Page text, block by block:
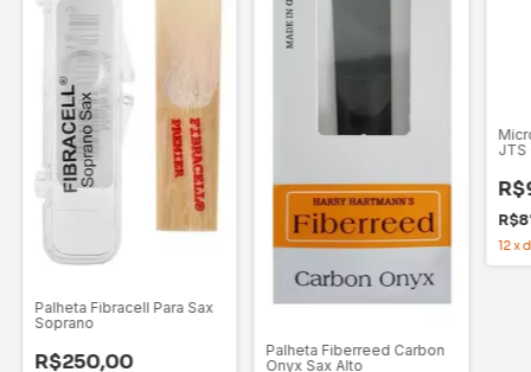
Palheta Fibracell Para Sax
Soprano
R$250,00
Palheta Fiberreed Carbon
Onyx Sax Alto
JTS
12x